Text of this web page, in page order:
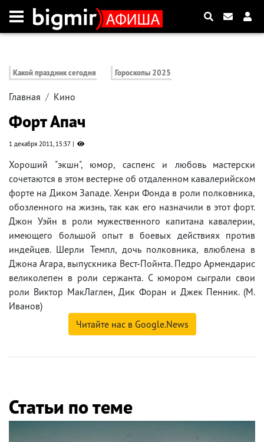
Какой праздник сегодня Гороскопы 2025
Главная Кино
Форт Апач
1 декабря 2011, 15:37
Хороший "экшн", юмор, саспенс и любовь мастерски
сочетаются в этом вестерне об отдаленном кавалерийском
форте на Диком Западе. Хенри Фонда в роли полковника,
обозленного на жизнь, так как его назначили в этот форт.
Джон Уэйн в роли мужественного капитана кавалерии,
имеющего большой опыт в боевых действиях против
индейцев. Шерли Темпл, дочь полковника, влюблена в
Джона Агара, выпускника Вест-Пойнта. Педро Армендарис
великолепен в роли сержанта. С юмором сыграли свои
роли Виктор МакЛаглен, Дик Форан и Джек Пенник. (М.
Иванов)
Читайте нас в Google.News
Статьи по теме